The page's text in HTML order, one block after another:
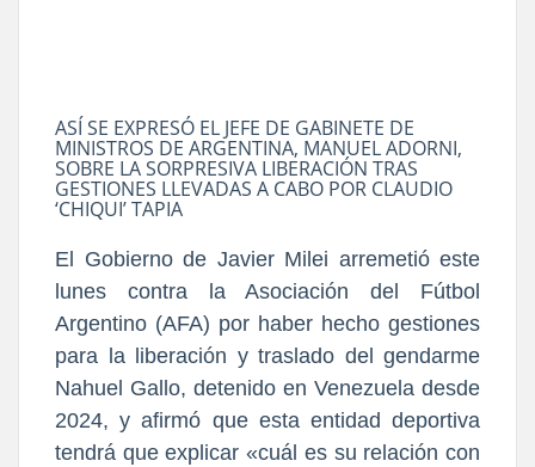
ASÍ SE EXPRESÓ EL JEFE DE GABINETE DE
MINISTROS DE ARGENTINA, MANUEL ADORNI,
SOBRE LA SORPRESIVA LIBERACIÓN TRAS
GESTIONES LLEVADAS A CABO POR CLAUDIO
‘CHIQUI’ TAPIA
El Gobierno de Javier Milei arremetió este
lunes contra la Asociación del Fútbol
Argentino (AFA) por haber hecho gestiones
para la liberación y traslado del gendarme
Nahuel Gallo, detenido en Venezuela desde
2024, y afirmó que esta entidad deportiva
tendrá que explicar «cuál es su relación con